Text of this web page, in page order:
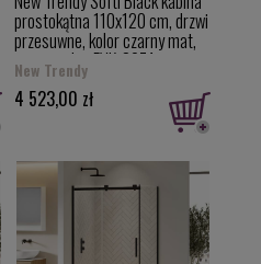
prostokątna 110x120 cm, drzwi
przesuwne, kolor czarny mat,
uniwersalne EXK-3974
New Trendy
4 523,00 zł